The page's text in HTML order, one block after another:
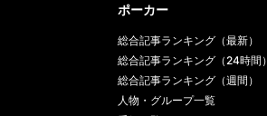
ポーカー
総合記事ランキング（最新）
総合記事ランキング（24時間）
総合記事ランキング（週間）
人物・グループ一覧